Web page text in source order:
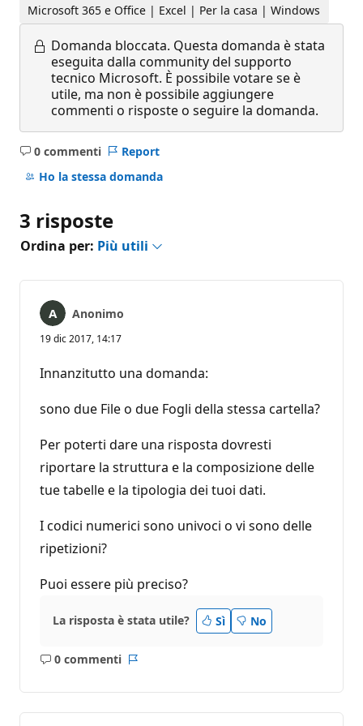
Microsoft 365 e Office | Excel | Per la casa | Windows
Domanda bloccata. Questa domanda è stata
eseguita dalla community del supporto
tecnico Microsoft. È possibile votare se è
utile, ma non è possibile aggiungere
commenti o risposte o seguire la domanda.
0 commenti
Nessun
commento
Report
Ho la stessa domanda
3 risposte
Ordina per: Più utili
Anonimo
19 dic 2017, 14:17
Innanzitutto una domanda:
sono due File o due Fogli della stessa cartella?
Per poterti dare una risposta dovresti
riportare la struttura e la composizione delle
tue tabelle e la tipologia dei tuoi dati.
I codici numerici sono univoci o vi sono delle
ripetizioni?
Puoi essere più preciso?
La risposta è stata utile? Sì No
0 commenti
Nessun